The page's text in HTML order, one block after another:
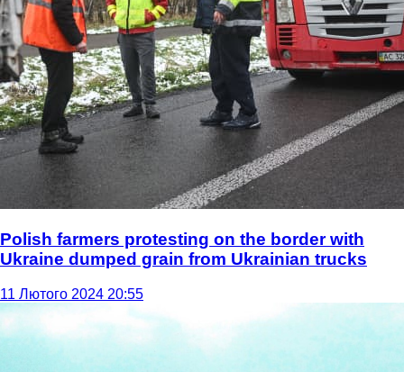
Polish farmers protesting on the border with
Ukraine dumped grain from Ukrainian trucks
11 Лютого 2024 20:55